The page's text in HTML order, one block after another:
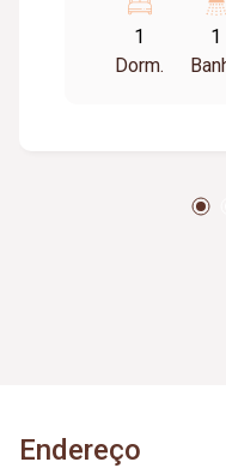
vaga de garagem
canalizado,
academia, salão
1
Dorm.
1
Endereço